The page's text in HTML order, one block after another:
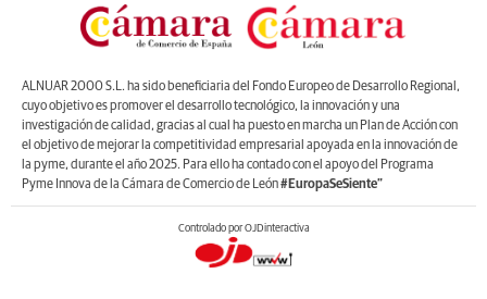
ALNUAR 2000 S.L. ha sido beneficiaria del Fondo Europeo de Desarrollo Regional,
cuyo objetivo es promover el desarrollo tecnológico, la innovación y una
investigación de calidad, gracias al cual ha puesto en marcha un Plan de Acción con
el objetivo de mejorar la competitividad empresarial apoyada en la innovación de
la pyme, durante el año 2025. Para ello ha contado con el apoyo del Programa
Pyme Innova de la Cámara de Comercio de León#EuropaSeSiente”
Controlado por OJDinteractiva